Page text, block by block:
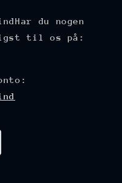
du nogen
til os på: